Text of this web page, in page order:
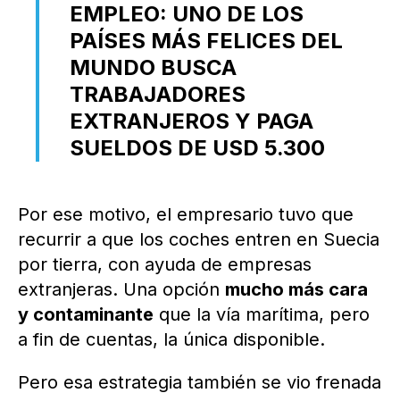
EMPLEO: UNO DE LOS
PAÍSES MÁS FELICES DEL
MUNDO BUSCA
TRABAJADORES
EXTRANJEROS Y PAGA
SUELDOS DE USD 5.300
Por ese motivo, el empresario tuvo que
recurrir a que los coches entren en Suecia
por tierra, con ayuda de empresas
extranjeras. Una opción mucho más cara
y contaminante que la vía marítima, pero
a fin de cuentas, la única disponible.
Pero esa estrategia también se vio frenada